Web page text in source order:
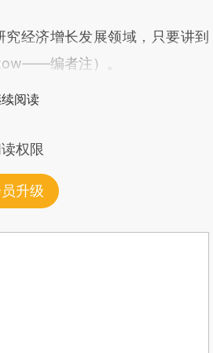
经济增长发展领域，只要讲到
编者注）。
阅读
权限
升级